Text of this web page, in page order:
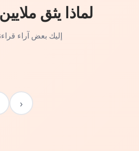
لماذا يثق
إليك بعض آراء
‹